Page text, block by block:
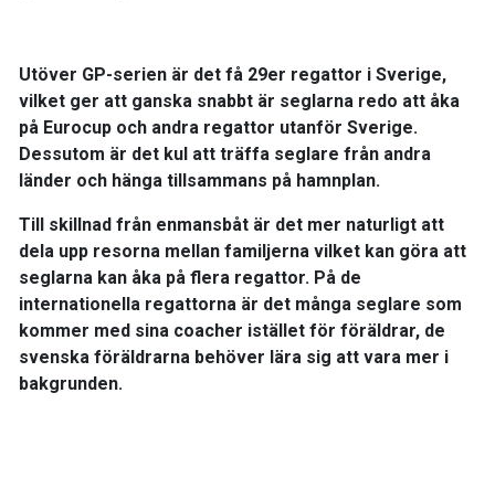
Utöver GP-serien är det få 29er regattor i Sverige,
vilket ger att ganska snabbt är seglarna redo att åka
på Eurocup och andra regattor utanför Sverige.
Dessutom är det kul att träffa seglare från andra
länder och hänga tillsammans på hamnplan.
Till skillnad från enmansbåt är det mer naturligt att
dela upp resorna mellan familjerna vilket kan göra att
seglarna kan åka på flera regattor. På de
internationella regattorna är det många seglare som
kommer med sina coacher istället för föräldrar, de
svenska föräldrarna behöver lära sig att vara mer i
bakgrunden.